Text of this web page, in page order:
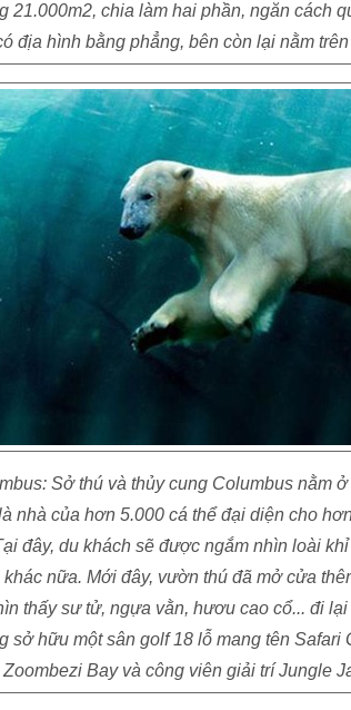
21.000m2, chia làm hai phần, ngăn cách
địa hình bằng phẳng, bên còn lại nằm
Sở thú và thủy cung Columbus nằm
nhà của hơn 5.000 cá thể đại diện cho
đây, du khách sẽ được ngắm nhìn loài
nữa. Mới đây, vườn thú đã mở cửa
thấy sư tử, ngựa vằn, hươu cao cổ... đi
sở hữu một sân golf 18 lỗ mang tên Safari
Zoombezi Bay và công viên giải trí Jungle